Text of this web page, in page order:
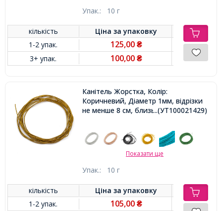
Упак.: 10 г
кількість Ціна заупаковку
1-2 упак.
125,00 ₴
3+ упак. 100,00 ₴
Канітель Жорстка, Колір:
Коричневий, Діаметр 1мм, відрізки
не менше 8 см, близько 250см / 10г,
...(УТ100021429)
Показати ще
Упак.: 10 г
кількість Ціна заупаковку
1-2 упак.
105,00 ₴